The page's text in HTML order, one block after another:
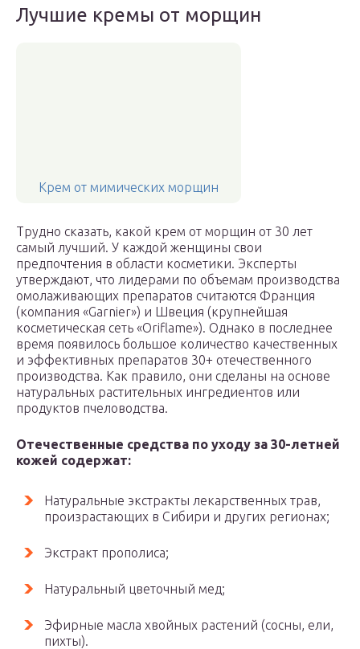
Лучшие кремы от морщин
Крем от мимических морщин
Трудно сказать, какой крем от морщин от 30 лет
самый лучший. У каждой женщины свои
предпочтения в области косметики. Эксперты
утверждают, что лидерами по объемам производства
омолаживающих препаратов считаются Франция
(компания «Garnier») и Швеция (крупнейшая
косметическая сеть «Oriflame»). Однако в последнее
время появилось большое количество качественных
и эффективных препаратов 30+ отечественного
производства. Как правило, они сделаны на основе
натуральных растительных ингредиентов или
продуктов пчеловодства.
Отечественные средства по уходу за 30-летней
кожей содержат:
Натуральные экстракты лекарственных трав,
произрастающих в Сибири и других регионах;
Экстракт прополиса;
Натуральный цветочный мед;
Эфирные масла хвойных растений (сосны, ели,
пихты).